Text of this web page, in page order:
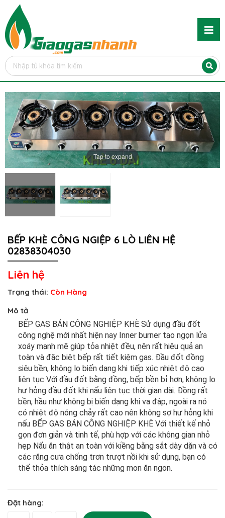
Tap to expand
BẾP KHÈ CÔNG NGIỆP 6 LÒ LIÊN HỆ
02838304030
Liên hệ
Trạng thái: Còn Hàng
Mô tả
BẾP GAS BÁN CÔNG NGHIỆP KHÈ Sử dụng đầu đốt
công nghệ mới nhất hiện nay Inner burner tạo ngọn lửa
xoáy mạnh mẽ giúp tỏa nhiệt đều, nên rất hiệu quả an
toàn và đặc biệt bếp rất tiết kiệm gas. Đầu đốt đồng
siêu bền, không lo biến dạng khi tiếp xúc nhiệt độ cao
liên tục Với đầu đốt bằng đồng, bếp bền bỉ hơn, không lo
hư hỏng đầu đốt khi nấu liên tục thời gian dài. Đồng rất
bền, hầu như không bị biến dạng khi va đập, ngoài ra nó
có nhiệt độ nóng chảy rất cao nên không sợ hư hỏng khi
nấu BẾP GAS BÁN CÔNG NGHIỆP KHÈ Với thiết kế nhỏ
gọn đơn giản và tinh tế, phù hợp với các không gian nhỏ
hẹp Nấu ăn thật an toàn với kiềng bằng sắt dày dặn và có
các răng cưa chống trơn trượt nồi khi sử dụng, bạn có
thể thỏa thích sáng tác những mon ăn ngon.
Đặt hàng: